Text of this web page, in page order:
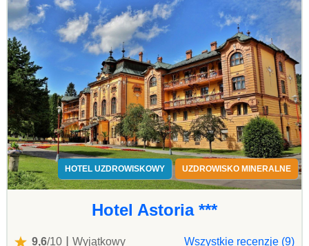
HOTEL UZDROWISKOWY UZDROWISKO MINERALNE
Hotel Astoria ***
9,6/10 Wyjątkowy Wszystkie recenzje (9)